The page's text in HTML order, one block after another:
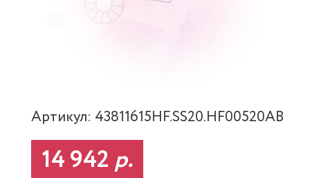
Артикул: 43811615HF.SS20.HF00520AB
14 942 р.